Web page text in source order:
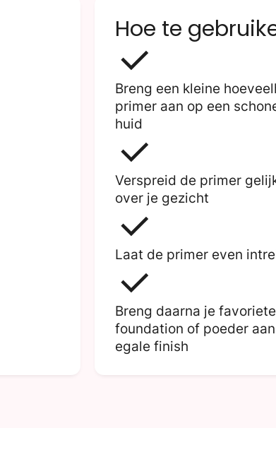
Hoe te
Breng een kleine
primer aan op een
huid
Verspreid de primer
over je gezicht
Laat de primer even
Breng daarna je favoriete
foundation of poeder
egale finish